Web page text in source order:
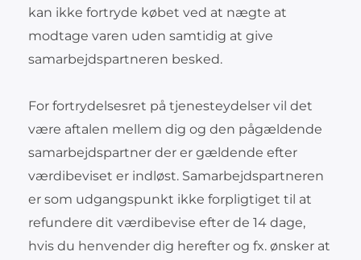
kan ikke fortryde købet ved at nægte at
modtage varen uden samtidig at give
samarbejdspartneren besked.
For fortrydelsesret på tjenesteydelser vil det
være aftalen mellem dig og den pågældende
samarbejdspartner der er gældende efter
værdibeviset er indløst. Samarbejdspartneren
er som udgangspunkt ikke forpligtiget til at
refundere dit værdibevise efter de 14 dage,
hvis du henvender dig herefter og fx. ønsker at